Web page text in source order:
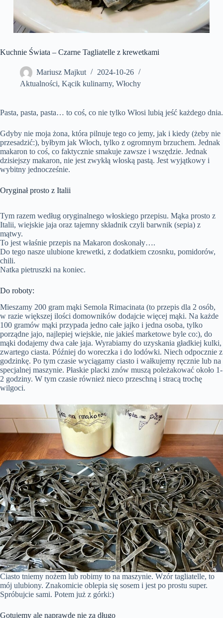
Kuchnie Świata – Czarne Tagliatelle z krewetkami
Mariusz Majkut
2024-10-26
Aktualności, Kącik kulinarny, Włochy
Pasta, pasta, pasta… to coś, co nie tylko Włosi lubią jeść każdego dnia.
Gdyby nie moja żona, która pilnuje tego co jemy, jak i kiedy (żeby nie
przesadzić:), byłbym jak Włoch, tylko z ogromnym brzuchem. Jednak
makaron to coś, co faktycznie smakuje zawsze i wszędzie. Jednak
dzisiejszy makaron, nie jest zwykłą włoską pastą. Jest wyjątkowy i
wybitny jednocześnie.
Oryginał prosto z Italii
Tym razem według oryginalnego włoskiego przepisu. Mąka prosto z
Italii, wiejskie jaja oraz tajemny składnik czyli barwnik (sepia) z
mątwy.
To jest właśnie przepis na Makaron doskonały….
Do tego nasze ulubione krewetki, z dodatkiem czosnku, pomidorów,
chili.
Natka pietruszki na koniec.
Do roboty:
Mieszamy 200 gram mąki Semola Rimacinata (to przepis dla 2 osób,
w razie większej ilości domowników dodajcie więcej mąki. Na każde
100 gramów mąki przypada jedno całe jajko i jedna osoba, tylko
porządne jajo, najlepiej wiejskie, nie jakieś marketowe byle co:), do
mąki dodajemy dwa całe jaja. Wyrabiamy do uzyskania gładkiej kulki,
zwartego ciasta. Później do woreczka i do lodówki. Niech odpocznie z
godzinkę. Po tym czasie wyciągamy ciasto i wałkujemy ręcznie lub na
specjalnej maszynie. Płaskie placki znów muszą poleżakować około 1-
2 godziny. W tym czasie również nieco przeschną i stracą trochę
wilgoci.
Ciasto tniemy nożem lub robimy to na maszynie. Wzór tagliatelle, to
mój ulubiony. Znakomicie oblepia się sosem i jest po prostu super.
Spróbujcie sami. Potem już z górki:)
Gotujemy ale naprawdę nie za długo